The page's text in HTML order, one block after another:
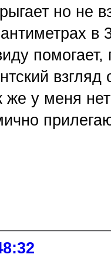
но не
в
взгляд
же у меня